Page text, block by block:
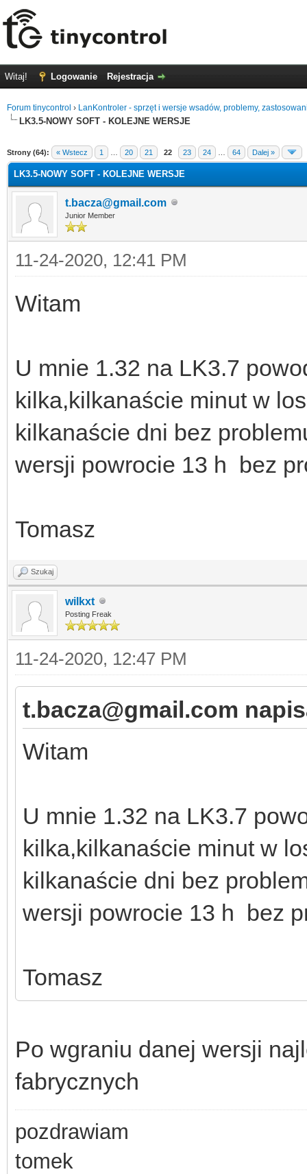
Witaj! Logowanie Rejestracja
Forum tinycontrol › LanKontroler - sprzęt i wersje wsadów, problemy,
LK3.5-NOWY SOFT - KOLEJNE WERSJE
Strony (64): « Wstecz 1 20 21 22 23 24 64 Dalej »
LK3.5-NOWY SOFT - KOLEJNE WERSJE
t.bacza@gmail.com
Junior Member
11-24-2020, 12:41 PM
Witam
U mnie 1.32 na LK3.7
kilka,kilkanaście minut w
kilkanaście dni bez
wersji powrocie 13 h bez
Tomasz
Szukaj
wilkxt
Posting Freak
11-24-2020, 12:47 PM
t.bacza@gmail.com
Witam
U mnie 1.32 na LK3.7
kilka,kilkanaście minut w
kilkanaście dni bez
wersji powrocie 13 h bez
Tomasz
Po wgraniu danej wersji
fabrycznych
pozdrawiam
tomek